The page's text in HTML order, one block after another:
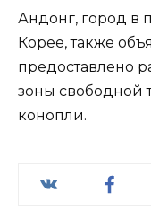
Андонг, город в
Корее, также
предоставлено
зоны свободной
конопли.